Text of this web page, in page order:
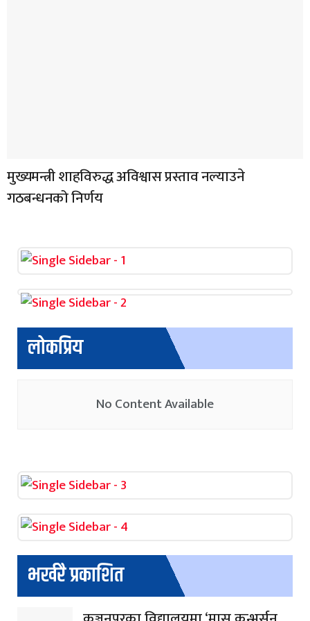
मुख्यमन्त्री शाहविरुद्ध अविश्वास प्रस्ताव नल्याउने
गठबन्धनको निर्णय
लोकप्रिय
No Content Available
भर्खरै प्रकाशित